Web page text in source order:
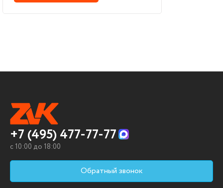
+7 (495) 477-77-77
c 10:00 до 18:00
Обратный звонок